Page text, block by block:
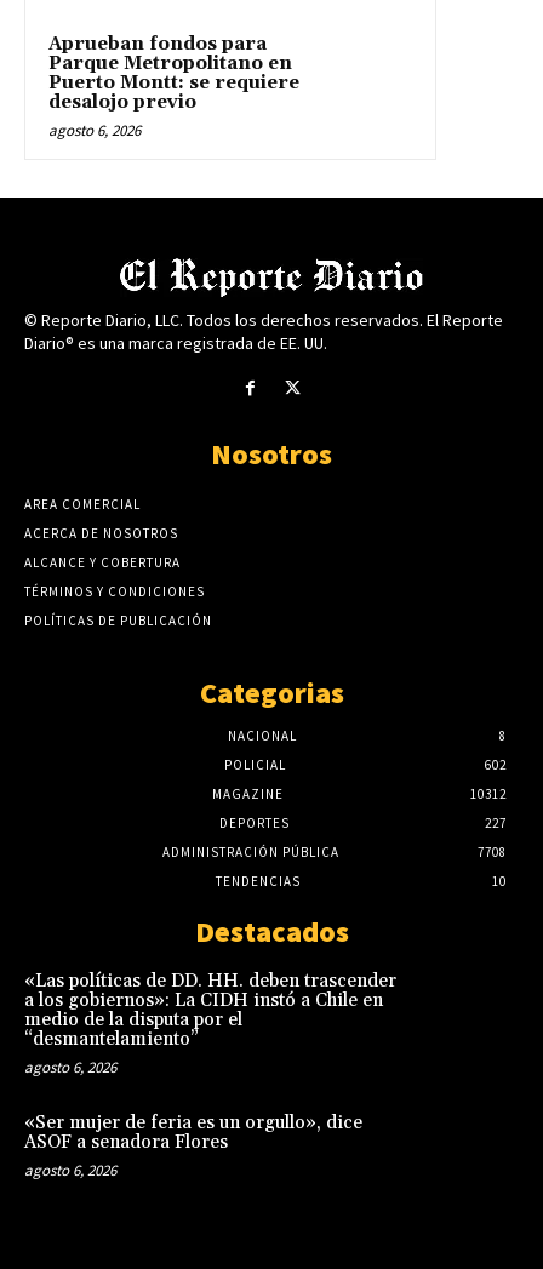
Aprueban fondos para
Parque Metropolitano en
Puerto Montt: se requiere
desalojo previo
agosto 6, 2026
© Reporte Diario, LLC. Todos los derechos reservados. El Reporte
Diario® es una marca registrada de EE. UU.
Nosotros
AREA COMERCIAL
ACERCA DE NOSOTROS
ALCANCE Y COBERTURA
TÉRMINOS Y CONDICIONES
POLÍTICAS DE PUBLICACIÓN
Categorias
NACIONAL
8
POLICIAL
602
MAGAZINE
10312
DEPORTES
227
ADMINISTRACIÓN PÚBLICA
7708
TENDENCIAS
10
Destacados
«Las políticas de DD. HH. deben trascender
a los gobiernos»: La CIDH instó a Chile en
medio de la disputa por el
“desmantelamiento”
agosto 6, 2026
«Ser mujer de feria es un orgullo», dice
ASOF a senadora Flores
agosto 6, 2026